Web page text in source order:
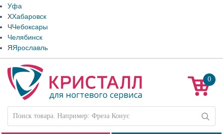
Уфа
ХХабаровск
ЧЧебоксары
Челябинск
ЯЯрославль
0